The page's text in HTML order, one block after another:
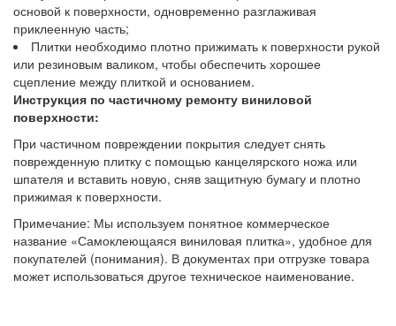
основой к поверхности, одновременно разглаживая
приклеенную часть;
Плитки необходимо плотно прижимать к поверхности рукой
или резиновым валиком, чтобы обеспечить хорошее
сцепление между плиткой и основанием.
Инструкция по частичному ремонту виниловой
поверхности:
При частичном повреждении покрытия следует снять
поврежденную плитку с помощью канцелярского ножа или
шпателя и вставить новую, сняв защитную бумагу и плотно
прижимая к поверхности.
Примечание: Мы используем понятное коммерческое
название «Самоклеющаяся виниловая плитка», удобное для
покупателей (понимания). В документах при отгрузке товара
может использоваться другое техническое наименование.